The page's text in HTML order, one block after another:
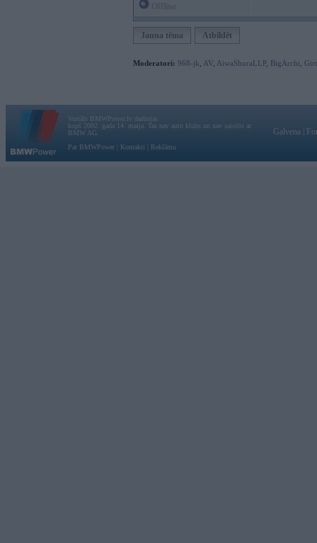
Jauna tēma Atbildēt
Moderatori: 968-jk AV AiwaShuraLLP, BigArchi
Vortāls BMWPower.lv darbojas
kopš 2002. gada 14. maija. Tas nav auto klubs un nav saistīts ar
BMW AG.
Par BMWPower
Kontakti Reklāma
Galvena